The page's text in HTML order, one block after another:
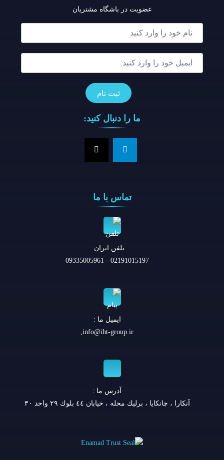
عضویت در باشگاه مشتریان
ما را دنبال کنید:
تماس با ما
تلفن ايران :
02191015197 - 09335005961
ایمیل ما :
info@iht-group.ir
,
آدرس ما :
آنكارا ، چانكايا ، برليك محله ، خيابان ٤٤ بلوك ٢٩ واحد ٣٠